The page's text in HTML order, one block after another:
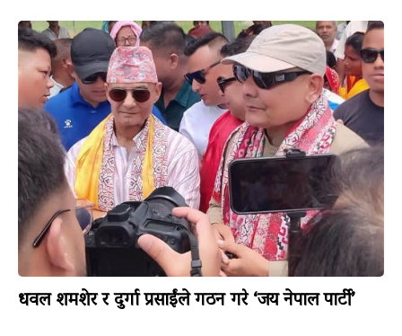
धवल शमशेर र दुर्गा प्रसाईंले गठन गरे ‘जय नेपाल पार्टी’